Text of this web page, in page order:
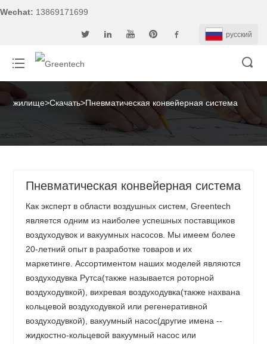
Wechat: 13869171699
pусский
жилище>Скачать>Пневматическая конвейерная система
Пневматическая конвейерная система
Как эксперт в области воздушных систем, Greentech
является одним из наиболее успешных поставщиков
воздуходувок и вакуумных насосов. Мы имеем более
20-летний опыт в разработке товаров и их
маркетинге. Ассортиментом наших моделей являются
воздуходувка Рутса(также называется роторной
воздуходувкой), вихревая воздуходувка(также нахвана
кольцевой воздуходувкой или регенеративной
воздуходувкой), вакуумный насос(другие имена --
жидкостно-кольцевой вакуумный насос или